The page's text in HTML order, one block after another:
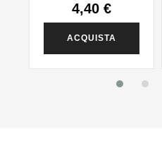
4,40 €
ACQUISTA